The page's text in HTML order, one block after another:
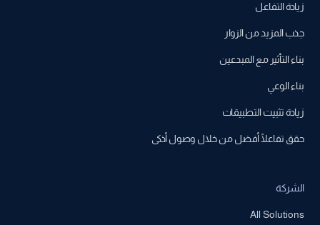
زيادة التفاعل
جذب المزيد من الزوار
بناء التأثير مع المبدعين
بناء الوعي
زيادة تثبيت التطبيقات
حقق تفاعلًا أفضل من خلال وصول أذكى
الشركة
All Solutions